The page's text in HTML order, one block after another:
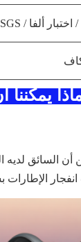
أن السائق